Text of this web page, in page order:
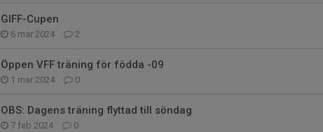
GIFF-Cupen
6 mar 2024 2
Öppen VFF träning för födda -09
1 mar 2024 0
OBS: Dagens träning flyttad till söndag
7 feb 2024 0